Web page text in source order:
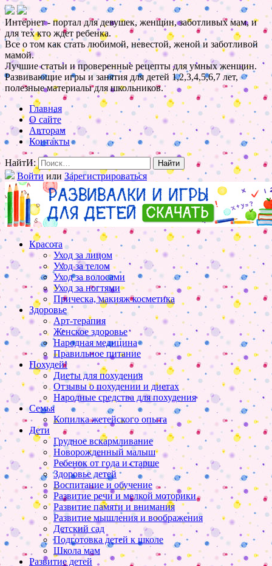
Интернет - портал для девушек, женщин, заботливых мам, и
для тех кто ждет ребенка.
Все о том как стать любимой, невестой, женой и заботливой
мамой.
Лучшие статьи и проверенные рецепты для умных женщин.
Развивающие игры и занятия для детей 1,2,3,4,5,6,7 лет,
полезные материалы для школьников.
Главная
О сайте
Авторам
Контакты
НайтИ:
Войти или Зарегистрироваться
Красота
Уход за лицом
Уход за телом
Уход за волосами
Уход за ногтями
Прическа, макияж косметика
Здоровье
Арт-терапия
Женское здоровье
Народная медицина
Правильное питание
Похудей!
Диеты для похудения
Отзывы о похудении и диетах
Народные средства для похудения
Семья
Копилка жетейского опыта
Дети
Грудное вскармливание
Новорожденный малыш
Ребенок от года и старше
Здоровье детей
Воспитание и обучение
Развитие речи и мелкой моторики
Развитие памяти и внимания
Развитие мышления и воображения
Детский сад
Подготовка детей к школе
Школа мам
Развитие детей